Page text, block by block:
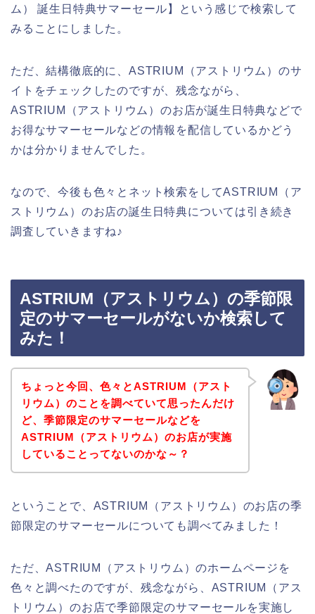
ム） 誕生日特典サマーセール】という感じで検索して
みることにしました。
ただ、結構徹底的に、ASTRIUM（アストリウム）のサ
イトをチェックしたのですが、残念ながら、
ASTRIUM（アストリウム）のお店が誕生日特典などで
お得なサマーセールなどの情報を配信しているかどう
かは分かりませんでした。
なので、今後も色々とネット検索をしてASTRIUM（ア
ストリウム）のお店の誕生日特典については引き続き
調査していきますね♪
ASTRIUM（アストリウム）の季節限
定のサマーセールがないか検索して
みた！
ちょっと今回、色々とASTRIUM（アスト
リウム）のことを調べていて思ったんだけ
ど、季節限定のサマーセールなどを
ASTRIUM（アストリウム）のお店が実施
していることってないのかな～？
ということで、ASTRIUM（アストリウム）のお店の季
節限定のサマーセールについても調べてみました！
ただ、ASTRIUM（アストリウム）のホームページを
色々と調べたのですが、残念ながら、ASTRIUM（アス
トリウム）のお店で季節限定のサマーセールを実施し